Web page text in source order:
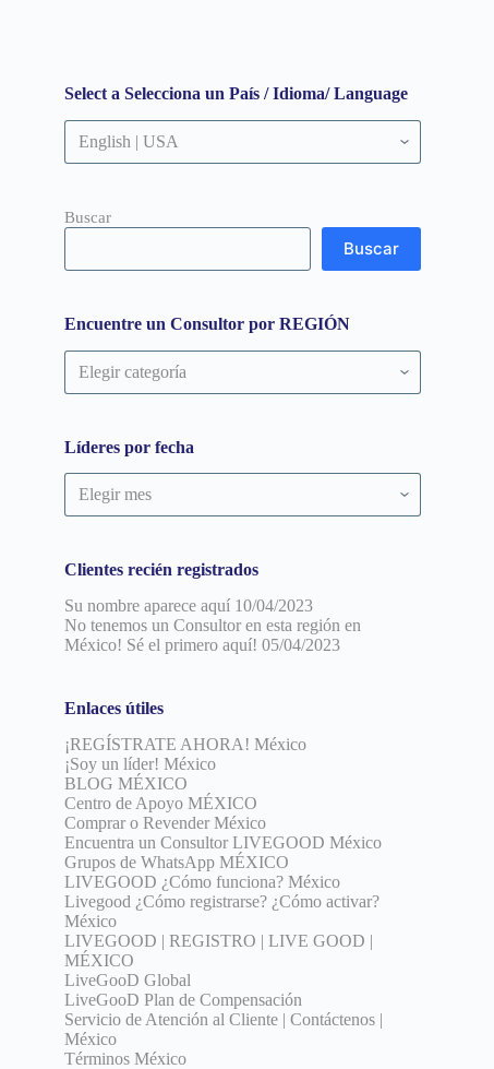
Select a Selecciona un País / Idioma/ Language
Buscar
Buscar
Encuentre un Consultor por REGIÓN
Encuentre
un
Consultor
Líderes por fecha
Líderes
por
fecha
Clientes recién registrados
Su nombre aparece aquí 10/04/2023
No tenemos un Consultor en esta región en
México! Sé el primero aquí! 05/04/2023
Enlaces útiles
¡REGÍSTRATE AHORA! México
¡Soy un líder! México
BLOG MÉXICO
Centro de Apoyo MÉXICO
Comprar o Revender México
Encuentra un Consultor LIVEGOOD México
Grupos de WhatsApp MÉXICO
LIVEGOOD ¿Cómo funciona? México
Livegood ¿Cómo registrarse? ¿Cómo activar?
México
LIVEGOOD | REGISTRO | LIVE GOOD |
MÉXICO
LiveGooD Global
LiveGooD Plan de Compensación
Servicio de Atención al Cliente | Contáctenos |
México
Términos México